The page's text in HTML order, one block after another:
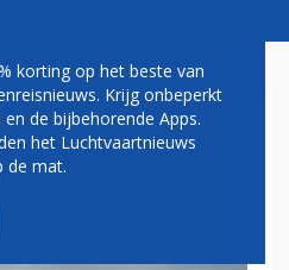
NIEUWE
korting op het beste van
Krijg onbeperkt
de bijbehorende Apps.
het Luchtvaartnieuws
de mat.